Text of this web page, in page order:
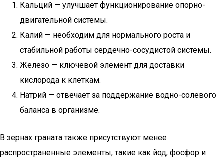
Кальций — улучшает функционирование опорно-
двигательной системы.
Калий — необходим для нормального роста и
стабильной работы сердечно-сосудистой системы.
Железо — ключевой элемент для доставки
кислорода к клеткам.
Натрий — отвечает за поддержание водно-солевого
баланса в организме.
В зернах граната также присутствуют менее
распространенные элементы, такие как йод, фосфор и